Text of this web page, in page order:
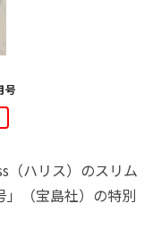
号
（ハリス）のスリム
」（宝島社）の特別